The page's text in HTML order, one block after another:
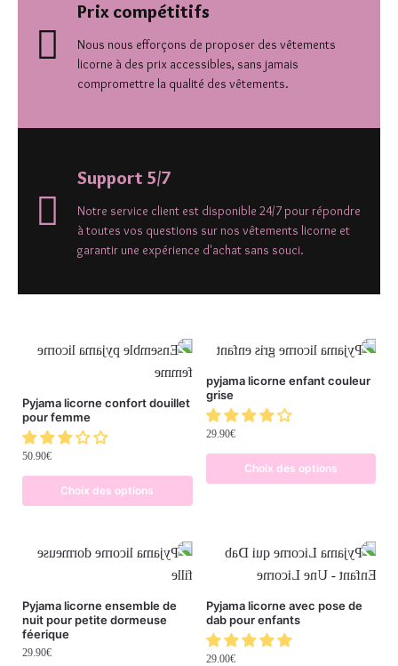
Prix compétitifs
Nous nous efforçons de proposer des vêtements
licorne à des prix accessibles, sans jamais
compromettre la qualité des vêtements.
Support 5/7
Notre service client est disponible 24/7 pour répondre
à toutes vos questions sur nos vêtements licorne et
garantir une expérience d'achat sans souci.
Pyjama licorne confort douillet
pour femme
50.90€
Choix des options
pyjama licorne enfant couleur
grise
29.90€
Choix des options
Pyjama licorne ensemble de
nuit pour petite dormeuse
féerique
29.90€
Pyjama licorne avec pose de
dab pour enfants
29.00€